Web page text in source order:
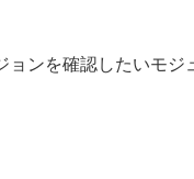
ンを確認したいモ